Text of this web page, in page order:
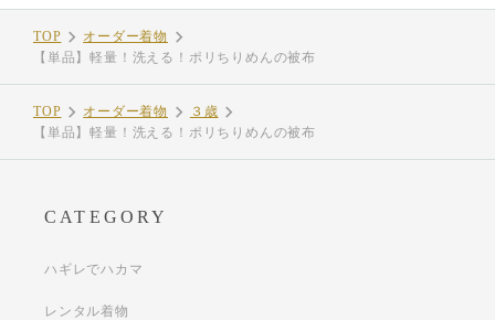
TOP
オーダー着物
【単品】軽量！洗える！ポリちりめんの被布
TOP オーダー着物
３歳
【単品】軽量！洗える！ポリちりめんの被布
CATEGORY
ハギレでハカマ
レンタル着物